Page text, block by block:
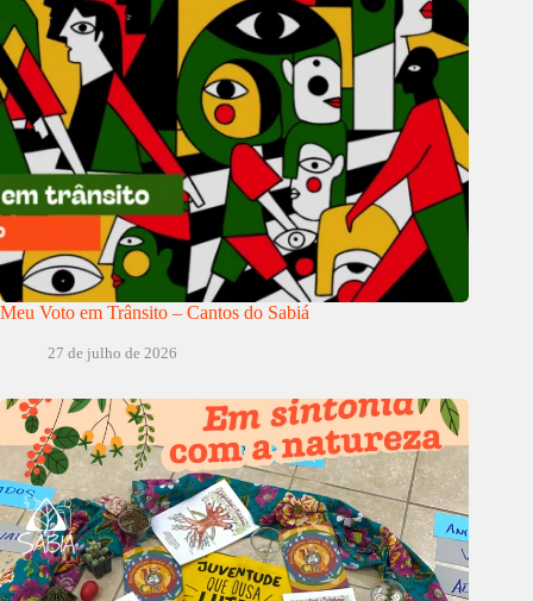
Meu Voto em Trânsito – Cantos do Sabiá
27 de julho de 2026